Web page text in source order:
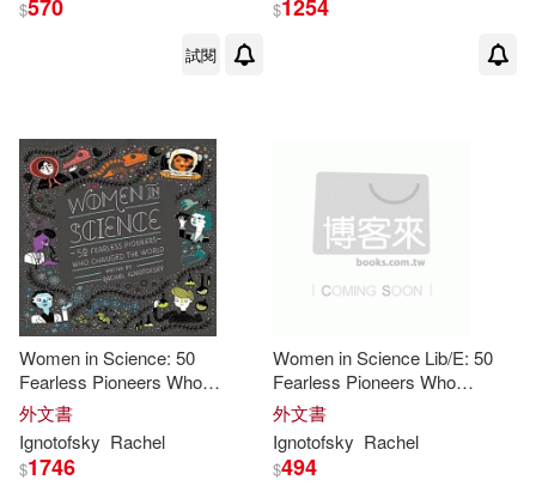
$570
試閱
$1254
Women in Science: 50
Fearless Pioneers Who
Changed the World
外文書
Ignotofsky Rachel
$1746
Women in Science Lib/E: 50
Fearless Pioneers Who
Changed the World
外文書
Ignotofsky Rachel
$494